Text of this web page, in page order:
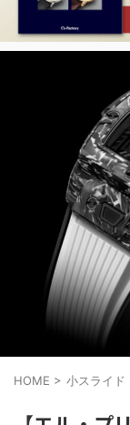
HOME > 小スライド